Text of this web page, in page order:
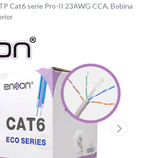
Cat6 serie Pro-II 23AWG CCA, Bobina